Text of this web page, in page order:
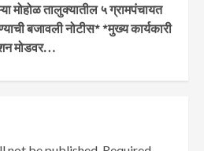
मोहोळ तालुक्यातील ५ ग्रामपंचायत
बजावली नोटीस* *मुख्य कार्यकारी
मोडवर…